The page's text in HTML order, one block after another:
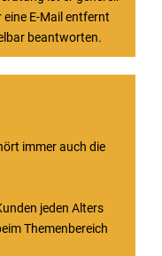
E-Mail entfernt
beantworten.
immer auch die
jeden Alters
Themenbereich